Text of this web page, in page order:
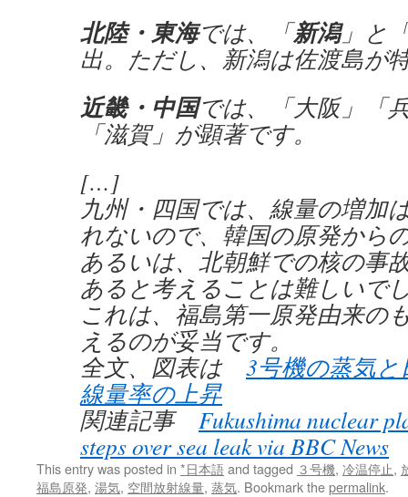
北陸・東海では、「新潟」と
出。ただし、新潟は佐渡島が
近畿・中国では、「大阪」「
「滋賀」が顕著です。
[…]
九州・四国では、線量の増加
れないので、韓国の原発から
あるいは、北朝鮮での核の事
あると考えることは難しいで
これは、福島第一原発由来の
えるのが妥当です。
全文、図表は 3号機の蒸気
線量率の上昇
関連記事 Fukushima nuclear
steps over sea leak via BBC News
This entry was posted in *日本語and tagged ３号機, 冷温停止,
福島原発, 湯気, 空間放射線量, 蒸気. Bookmark thepermalink.